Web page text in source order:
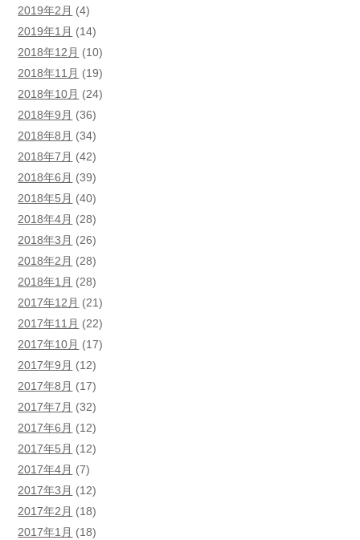
2019年2月 (4)
2019年1月 (14)
2018年12月 (10)
2018年11月 (19)
2018年10月 (24)
2018年9月 (36)
2018年8月 (34)
2018年7月 (42)
2018年6月 (39)
2018年5月 (40)
2018年4月 (28)
2018年3月 (26)
2018年2月 (28)
2018年1月 (28)
2017年12月 (21)
2017年11月 (22)
2017年10月 (17)
2017年9月 (12)
2017年8月 (17)
2017年7月 (32)
2017年6月 (12)
2017年5月 (12)
2017年4月 (7)
2017年3月 (12)
2017年2月 (18)
2017年1月 (18)